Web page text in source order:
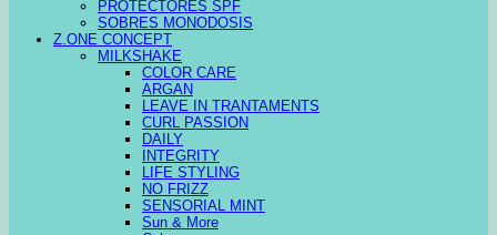
PROTECTORES SPF
SOBRES MONODOSIS
Z.ONE CONCEPT
MILKSHAKE
COLOR CARE
ARGAN
LEAVE IN TRANTAMENTS
CURL PASSION
DAILY
INTEGRITY
LIFE STYLING
NO FRIZZ
SENSORIAL MINT
Sun & More